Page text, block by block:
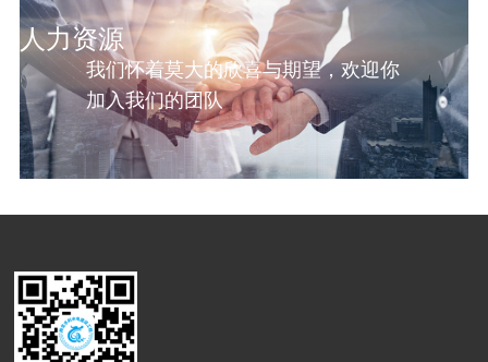
人力资源
我们怀着莫大的欣喜与期望，欢迎你
加入我们的团队